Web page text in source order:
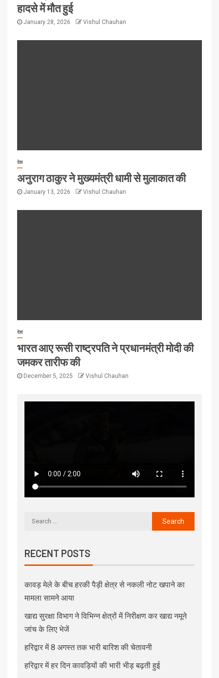
हादसे में मौत हुई
January 28, 2026 Vishul Chauhan
देश
अनुराग ठाकुर ने मुख्यमंत्री धामी से मुलाकात की
January 13, 2026 Vishul Chauhan
देश
भारत आए रूसी राष्ट्रपति ने प्रधानमंत्री मोदी की
जमकर तारीफ की
December 5, 2025 Vishul Chauhan
RECENT POSTS
कावड़ मेले के बीच हरकी पैड़ी क्षेत्र से नकली नोट खपाने का
मामला सामने आया
खाद्य सुरक्षा विभाग ने विभिन्न क्षेत्रों में निरीक्षण कर खाद्य नमूने
जांच के लिए भेजें
हरिद्वार में 8 अगस्त तक भारी बारिश की चेतावनी
हरिद्वार में हर दिन कावड़ियों की भारी भीड़ बढ़ती हुई